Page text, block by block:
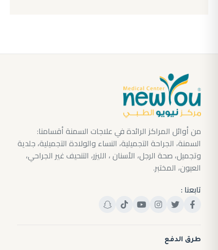
من أوائل المراكز الرائدة في علاجات السمنة أقسامنا:
السمنة، الجراحة التجميلية، النساء والولادة التجميلية، جلدية
وتجميل، صحة الرجل، الأسنان ، الليزر، التنحيف غير الجراحي،
العيون، المختبر.
تابعنا :
طرق الدفع